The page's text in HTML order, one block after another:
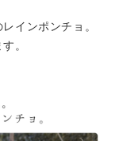
インポンチョ。
。